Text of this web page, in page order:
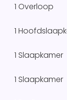
1 Overloop
1
1 Slaapkamer
1 Slaapkamer